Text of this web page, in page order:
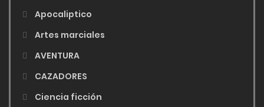
Apocaliptico
Artes marciales
AVENTURA
CAZADORES
Ciencia ficción